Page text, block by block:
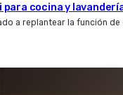
cocina y
a replantear la función